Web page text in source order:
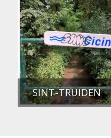
SINT-TRUIDEN